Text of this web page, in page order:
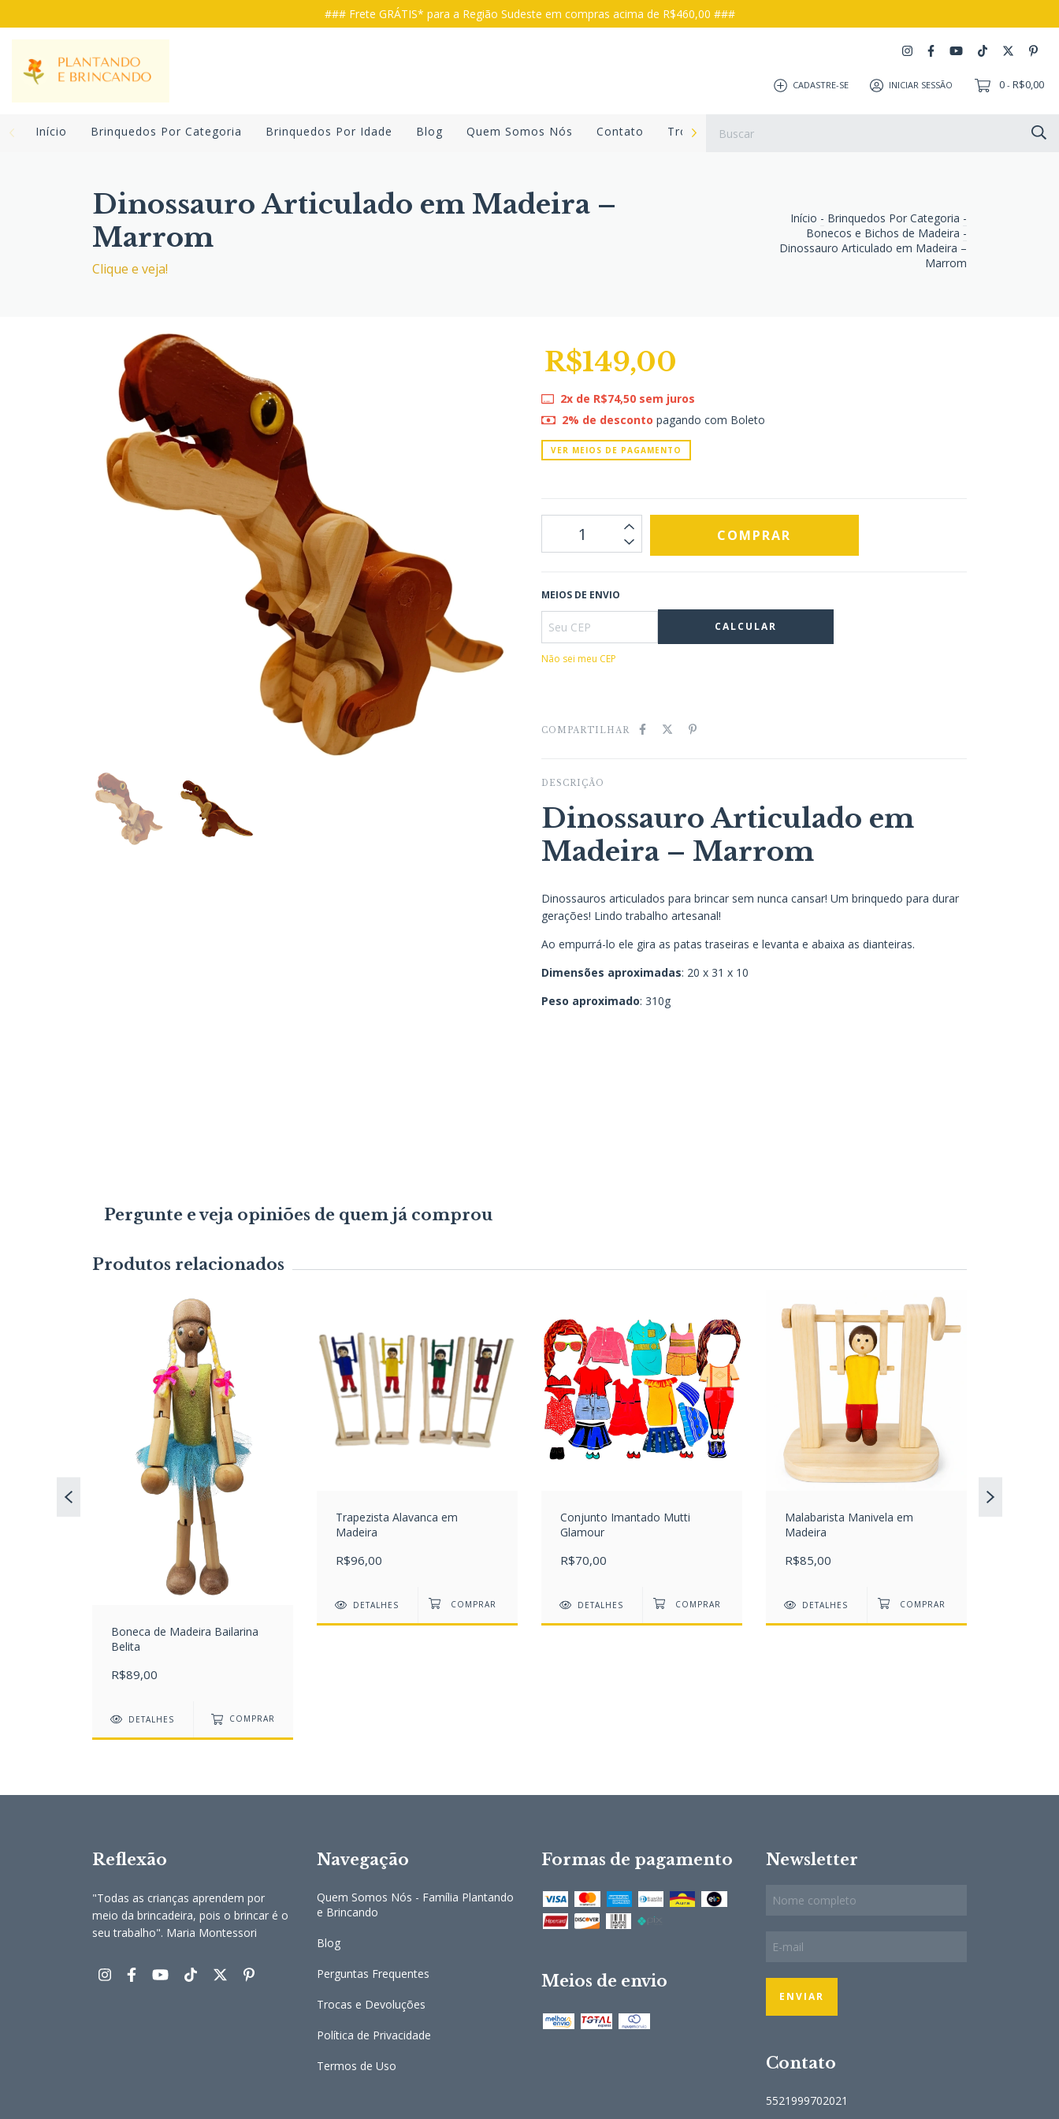
### Frete GRÁTIS* para a Região Sudeste em compras acima de R$460,00 ###
CADASTRE-SE INICIAR SESSÃO 0 - R$0,00
Início Brinquedos Por Categoria Brinquedos Por Idade Blog Quem Somos Nós Contato Trocas e Devoluções
Dinossauro Articulado em Madeira –
Marrom
Clique e veja!
Início - Brinquedos Por Categoria -
Bonecos e Bichos de Madeira -
Dinossauro Articulado em Madeira –
Marrom
R$149,00
2x de R$74,50sem juros
2% de desconto pagando com Boleto
VER MEIOS DE PAGAMENTO
MEIOS DE ENVIO
CALCULAR
Não sei meu CEP
COMPARTILHAR
DESCRIÇÃO
Dinossauro Articulado em
Madeira – Marrom
Dinossauros articulados para brincar sem nunca cansar! Um brinquedo para durar
gerações! Lindo trabalho artesanal!
Ao empurrá-lo ele gira as patas traseiras e levanta e abaixa as dianteiras.
Dimensões aproximadas: 20 x 31 x 10
Peso aproximado: 310g
Pergunte e veja opiniões de quem já comprou
Produtos relacionados
Boneca de Madeira Bailarina
Belita
R$89,00
DETALHES COMPRAR
Trapezista Alavanca em
Madeira
R$96,00
DETALHES
Conjunto Imantado Mutti
Glamour
R$70,00
DETALHES
Malabarista Manivela em
Madeira
R$85,00
DETALHES
Reflexão
"Todas as crianças aprendem por
meio da brincadeira, pois o brincar é o
seu trabalho". Maria Montessori
Navegação
Quem Somos Nós - Família Plantando
e Brincando
Blog
Perguntas Frequentes
Trocas e Devoluções
Política de Privacidade
Termos de Uso
Formas de pagamento
Meios de envio
Newsletter
Contato
5521999702021